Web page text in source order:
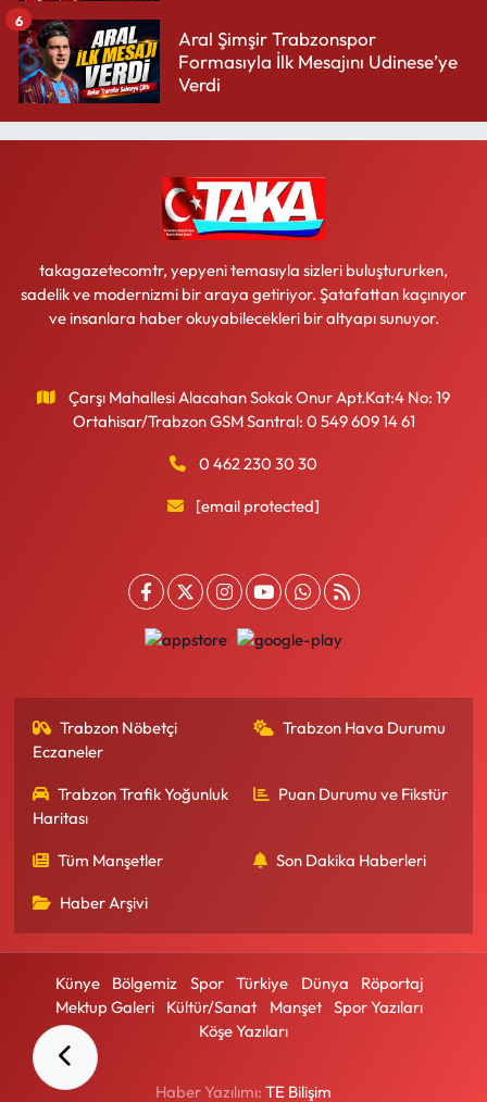
Aral Şimşir Trabzonspor
Formasıyla İlk Mesajını Udinese’ye
Verdi
6
takagazetecomtr, yepyeni temasıyla sizleri buluştururken,
sadelik ve modernizmi bir araya getiriyor. Şatafattan kaçınıyor
ve insanlara haber okuyabilecekleri bir altyapı sunuyor.
Çarşı Mahallesi Alacahan Sokak Onur Apt.Kat:4 No: 19
Ortahisar/Trabzon GSM Santral: 0 549 609 14 61
0 462 230 30 30
[email protected]
Trabzon Nöbetçi
Eczaneler
Trabzon Hava Durumu
Trabzon Trafik Yoğunluk
Haritası
Puan Durumu ve Fikstür
Tüm Manşetler Son Dakika Haberleri
Haber Arşivi
Künye Bölgemiz Spor Türkiye Dünya
Röportaj
Mektup Galeri
Kültür/Sanat Manşet
Spor Yazıları
Köşe Yazıları
Haber Yazılımı: TE Bilişim